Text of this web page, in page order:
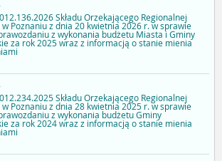
Składu Orzekającego Regionalnej
Poznaniu z dnia 20 kwietnia 2026 r. w sprawie
z wykonania budżetu Miasta i Gminy
za rok 2025 wraz z informacją o stanie mienia
Składu Orzekającego Regionalnej
Poznaniu z dnia 28 kwietnia 2025 r. w sprawie
z wykonania budżetu Gminy
za rok 2024 wraz z informacją o stanie mienia